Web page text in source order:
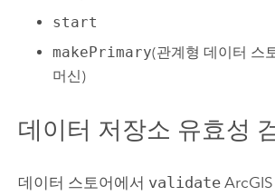
start
makePrimary(관계형 데이터 스
머신)
데이터 저장소 유효성
데이터 스토어에서 validate